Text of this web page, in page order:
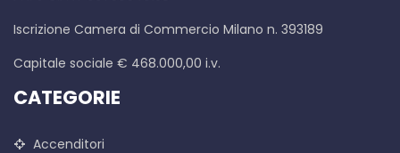
Iscrizione Camera di Commercio Milano n. 393189
Capitale sociale € 468.000,00 i.v.
CATEGORIE
Accenditori